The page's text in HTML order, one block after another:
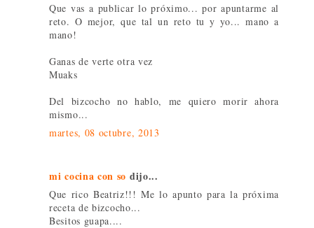
Que vas a publicar lo próximo... por apuntarme al
reto. O mejor, que tal un reto tu y yo... mano a
mano!
Ganas de verte otra vez
Muaks
Del bizcocho no hablo, me quiero morir ahora
mismo...
martes, 08 octubre, 2013
mi cocina con so dijo...
Que rico Beatriz!!! Me lo apunto para la próxima
receta de bizcocho...
Besitos guapa....